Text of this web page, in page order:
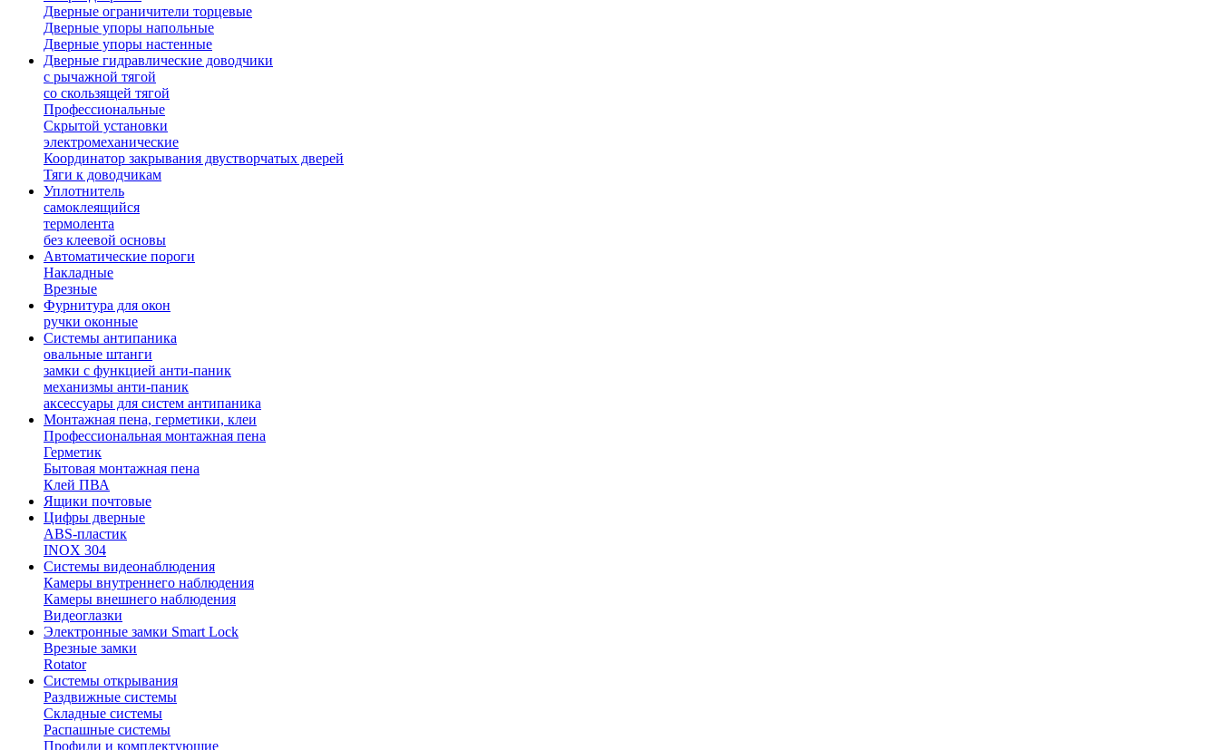
Дверные ограничители торцевые
Дверные упоры напольные
Дверные упоры настенные
Дверные гидравлические доводчики
с рычажной тягой
со скользящей тягой
Профессиональные
Скрытой установки
электромеханические
Координатор закрывания двустворчатых дверей
Тяги к доводчикам
Уплотнитель
самоклеящийся
термолента
без клеевой основы
Автоматические пороги
Накладные
Врезные
Фурнитура для окон
ручки оконные
Системы антипаника
овальные штанги
замки с функцией анти-паник
механизмы анти-паник
аксессуары для систем антипаника
Монтажная пена, герметики, клеи
Профессиональная монтажная пена
Герметик
Бытовая монтажная пена
Клей ПВА
Ящики почтовые
Цифры дверные
ABS-пластик
INOX 304
Системы видеонаблюдения
Камеры внутреннего наблюдения
Камеры внешнего наблюдения
Видеоглазки
Электронные замки Smart Lock
Врезные замки
Rotator
Системы открывания
Раздвижные системы
Складные системы
Распашные системы
Профили и комплектующие